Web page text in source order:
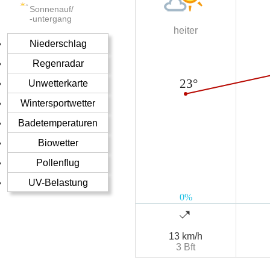
Sonnenauf/
-untergang
Niederschlag
Regenradar
Unwetterkarte
Wintersportwetter
Badetemperaturen
Biowetter
Pollenflug
UV-Belastung
heiter
13 km/h
3 Bft